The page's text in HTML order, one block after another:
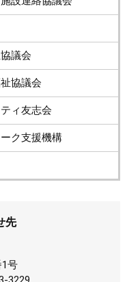
議会
協議会
ィ友志会
ク支援機構
先
号